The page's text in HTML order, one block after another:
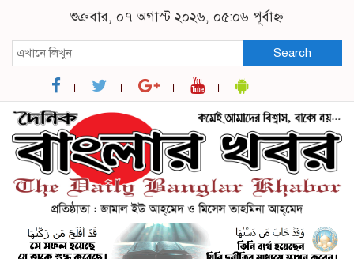
শুক্রবার, ০৭ অগাস্ট ২০২৬, ০৫:০৬ পূর্বাহ্ন
Search